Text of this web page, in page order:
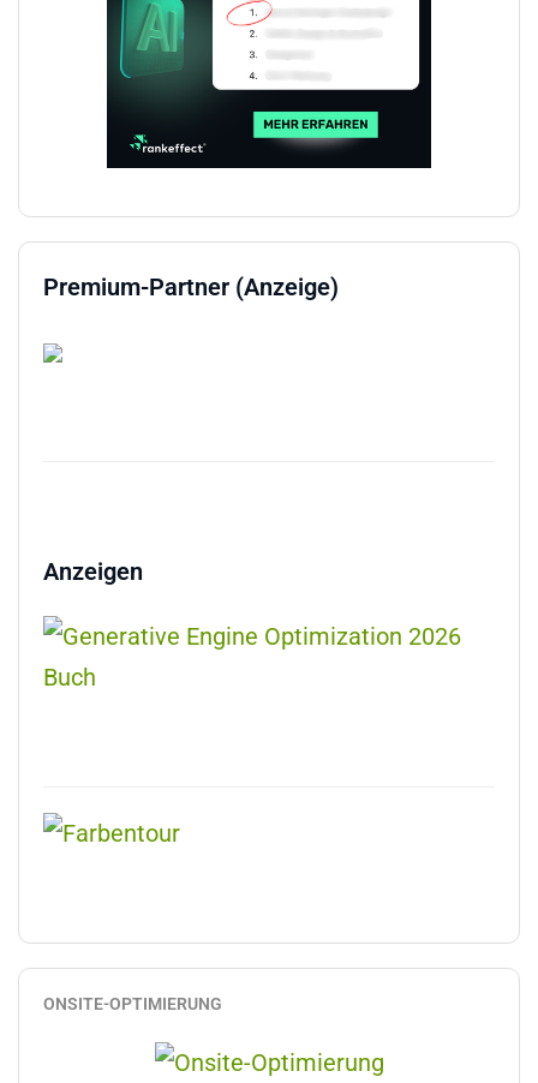
Premium-Partner (Anzeige)
Anzeigen
ONSITE-OPTIMIERUNG